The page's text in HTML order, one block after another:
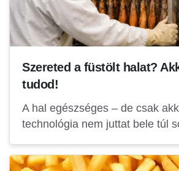
Szereted a füstölt halat?
tudod!
A hal egészséges – de csak
technológia nem juttat bele túl